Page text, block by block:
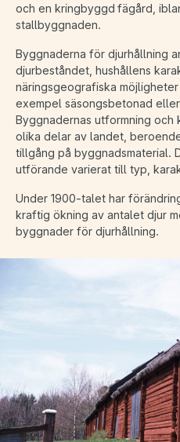
och en kringbyggd fägård,
stallbyggnaden.
Byggnaderna för djurhållning
djurbeståndet, hushållens
näringsgeografiska
exempel säsongsbetonad
Byggnadernas utformning och
olika delar av landet,
tillgång på byggnadsmaterial.
utförande varierat till typ,
Under 1900-talet har
kraftig ökning av antalet djur
byggnader för djurhållning.